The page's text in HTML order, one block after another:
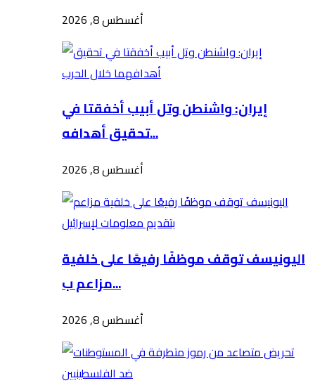
أغسطس 8, 2026
إيران: واشنطن وتل أبيب أخفقتا في
تحقيق أهدافه...
أغسطس 8, 2026
اليونيسف توقف موظفًا رفيعًا على خلفية
مزاعم ب...
أغسطس 8, 2026